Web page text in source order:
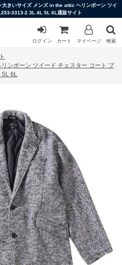
大きいサイズ メンズ in the attic ヘリンボーン ツイ
3313-2 3L 4L 5L 6L通販サイト
ログイン カート マイページ 検索
ンボーン ツイード チェスター コート ブ
6L